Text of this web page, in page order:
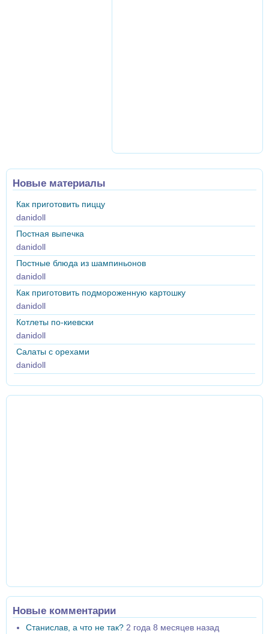
Новые материалы
Как приготовить пиццу
danidoll
Постная выпечка
danidoll
Постные блюда из шампиньонов
danidoll
Как приготовить подмороженную картошку
danidoll
Котлеты по-киевски
danidoll
Салаты с орехами
danidoll
Новые комментарии
Станислав, а что не так? 2 года 8 месяцев назад